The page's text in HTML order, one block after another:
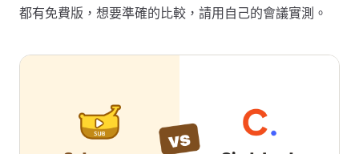
都有免費版，想要準確的比較，請用自己的會議實測。